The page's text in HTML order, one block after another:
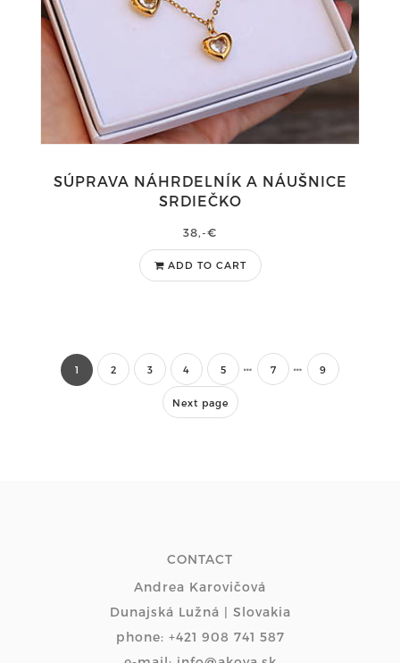
SÚPRAVA NÁHRDELNÍK A NÁUŠNICE
SRDIEČKO
38,-€
ADD TO CART
1 2 3 4 5 7 9
Next page
CONTACT
Andrea Karovičová
Dunajská Lužná | Slovakia
phone: +421 908 741 587